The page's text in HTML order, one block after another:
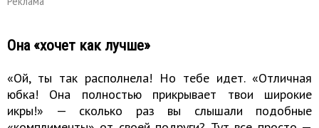
Она «хочет как лучше»
«Ой, ты так располнела! Но тебе идет. «Отличная
юбка! Она полностью прикрывает твои широкие
икры!» — сколько раз вы слышали подобные